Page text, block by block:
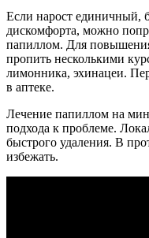
Если нарост единичный,
дискомфорта, можно
папиллом. Для
пропить несколькими
лимонника, эхинацеи.
в аптеке.
Лечение папиллом на
подхода к проблеме.
быстрого удаления. В
избежать.